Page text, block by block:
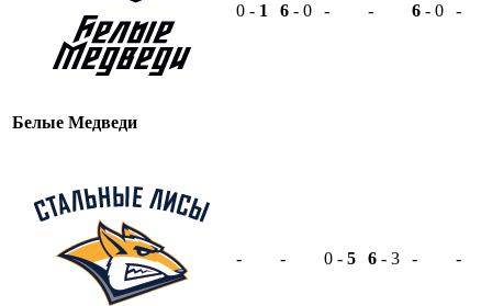
Белые Медведи
0 - 1 6 - 0 - - 6 - 0 -
- - 0 - 5 6 - 3 - -